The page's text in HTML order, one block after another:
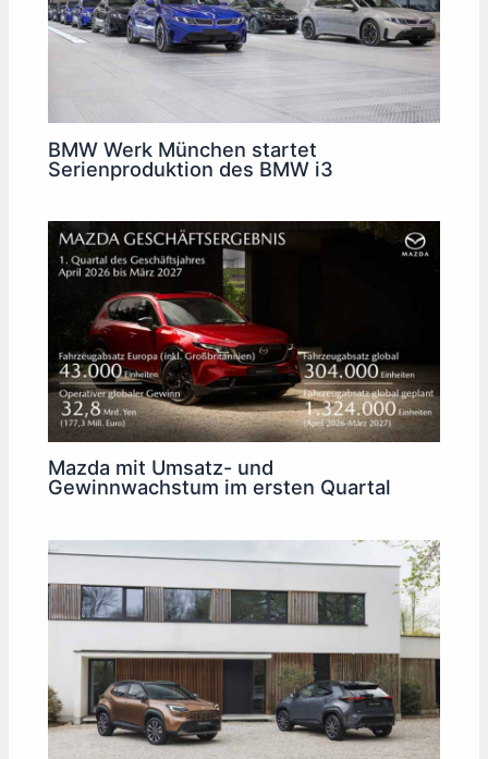
BMW Werk München startet
Serienproduktion des BMW i3
Mazda mit Umsatz- und
Gewinnwachstum im ersten Quartal